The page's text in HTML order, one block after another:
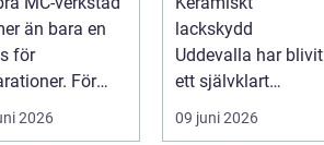
än bara en
för
För
2026
lackskydd
Uddevalla har blivit
ett självklart
begrepp för bilägare
som vill...
09 juni 2026